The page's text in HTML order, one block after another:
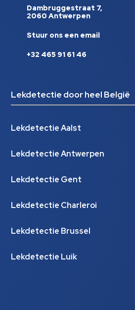
Dambruggestraat 7,
2060 Antwerpen
Stuur ons een email
+32 465 91 61 46
Lekdetectie door heel België
Lekdetectie Aalst
Lekdetectie Antwerpen
Lekdetectie Gent
Lekdetectie Charleroi
Lekdetectie Brussel
Lekdetectie Luik